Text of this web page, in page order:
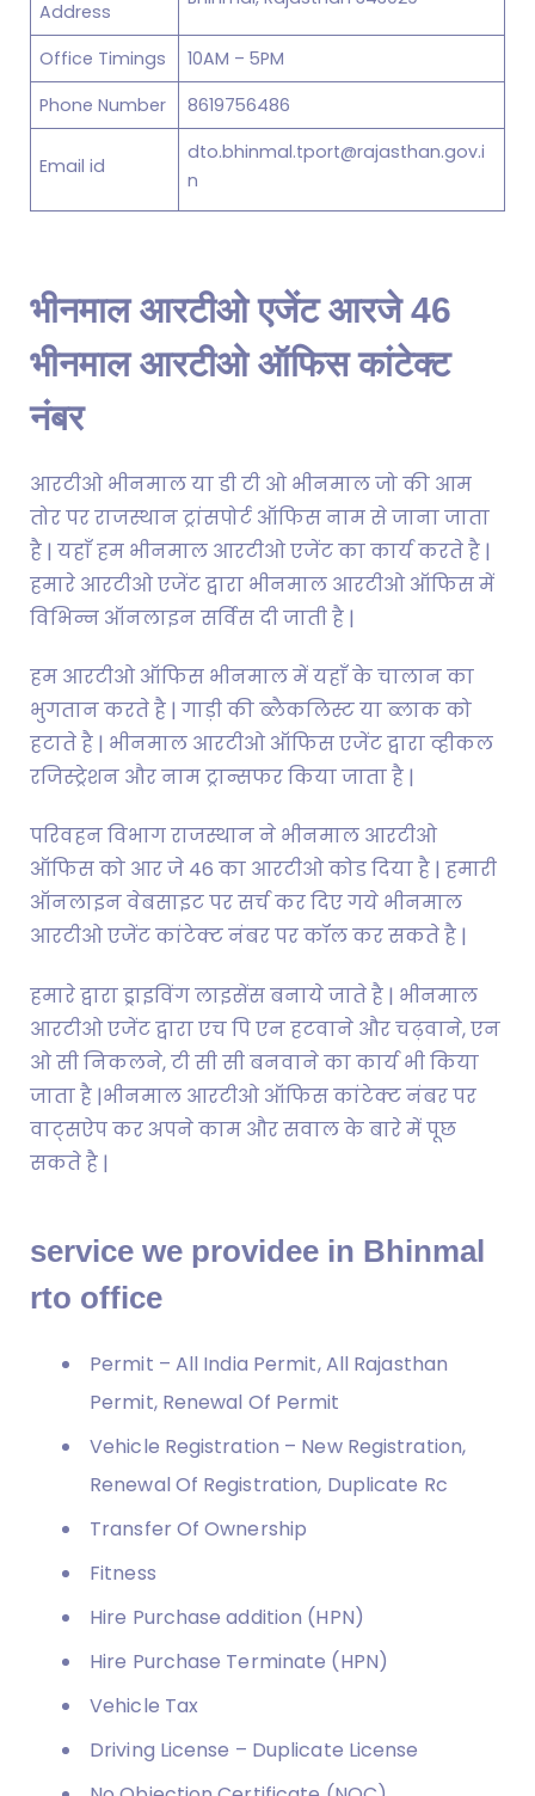
Address
Office Timings
10AM – 5PM
Phone Number
8619756486
Email id
dto.bhinmal.tport@rajasthan.gov.i
n
भीनमाल आरटीओ एजेंट आरजे 46
भीनमाल आरटीओ ऑफिस कांटेक्ट
नंबर
आरटीओ भीनमाल या डी टी ओ भीनमाल जो की आम
तोर पर राजस्थान ट्रांसपोर्ट ऑफिस नाम से जाना जाता
है | यहाँ हम भीनमाल आरटीओ एजेंट का कार्य करते है |
हमारे आरटीओ एजेंट द्वारा भीनमाल आरटीओ ऑफिस में
विभिन्न ऑनलाइन सर्विस दी जाती है |
हम आरटीओ ऑफिस भीनमाल में यहाँ के चालान का
भुगतान करते है | गाड़ी की ब्लैकलिस्ट या ब्लाक को
हटाते है | भीनमाल आरटीओ ऑफिस एजेंट द्वारा व्हीकल
रजिस्ट्रेशन और नाम ट्रान्सफर किया जाता है |
परिवहन विभाग राजस्थान ने भीनमाल आरटीओ
ऑफिस को आर जे 46 का आरटीओ कोड दिया है | हमारी
ऑनलाइन वेबसाइट पर सर्च कर दिए गये भीनमाल
आरटीओ एजेंट कांटेक्ट नंबर पर कॉल कर सकते है |
हमारे द्वारा ड्राइविंग लाइसेंस बनाये जाते है | भीनमाल
आरटीओ एजेंट द्वारा एच पि एन हटवाने और चढ़वाने, एन
ओ सी निकलने, टी सी सी बनवाने का कार्य भी किया
जाता है |भीनमाल आरटीओ ऑफिस कांटेक्ट नंबर पर
वाट्सऐप कर अपने काम और सवाल के बारे में पूछ
सकते है |
service we providee in Bhinmal
rto office
Permit – All India Permit, All Rajasthan
Permit, Renewal Of Permit
Vehicle Registration – New Registration,
Renewal Of Registration, Duplicate Rc
Transfer Of Ownership
Fitness
Hire Purchase addition (HPN)
Hire Purchase Terminate (HPN)
Vehicle Tax
Driving License – Duplicate License